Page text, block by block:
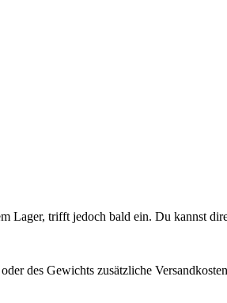
Lager, trifft jedoch bald ein. Du kannst
des Gewichts zusätzliche